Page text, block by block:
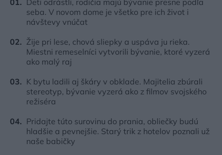
seba. V novom dome je všetko pre ich život i
návštevy vnúčat
Žije pri lese, chová sliepky a uspáva ju rieka.
Miestni remeselníci vytvorili bývanie, ktoré vyzerá
ako malý raj
K bytu ladili aj škáry v obklade. Majitelia zbúrali
stereotyp, bývanie vyzerá ako z filmov svojského
režiséra
Pridajte túto surovinu do prania, obliečky budú
hladšie a pevnejšie. Starý trik z hotelov poznali už
naše babičky